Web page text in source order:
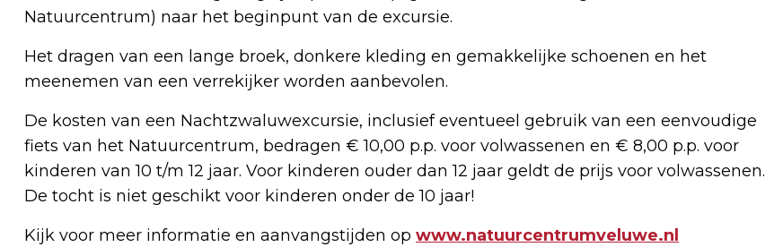
Natuurcentrum) naar het beginpunt van de excursie.
Het dragen van een lange broek, donkere kleding en gemakkelijke schoenen en het
meenemen van een verrekijker worden aanbevolen.
De kosten van een Nachtzwaluwexcursie, inclusief eventueel gebruik van een eenvoudige
fiets van het Natuurcentrum, bedragen € 10,00 p.p. voor volwassenen en € 8,00 p.p. voor
kinderen van 10 t/m 12 jaar. Voor kinderen ouder dan 12 jaar geldt de prijs voor volwassenen.
De tocht is niet geschikt voor kinderen onder de 10 jaar!
Kijk voor meer informatie en aanvangstijden op www.natuurcentrumveluwe.nl